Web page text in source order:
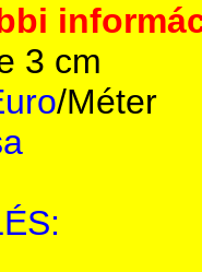
3 cm
/Méter